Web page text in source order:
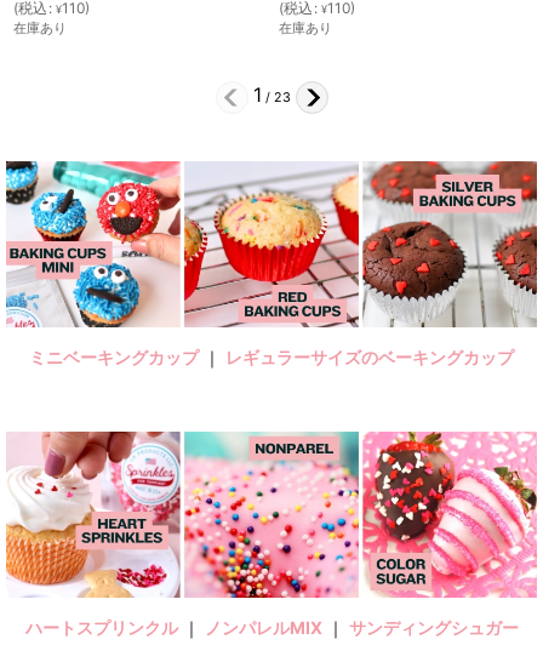
2 /23
ミニベーキングカップ｜ レギュラーサイズのベーキングカップ
ハートスプリンクル｜ ノンパレルMIX ｜ サンディングシュガー